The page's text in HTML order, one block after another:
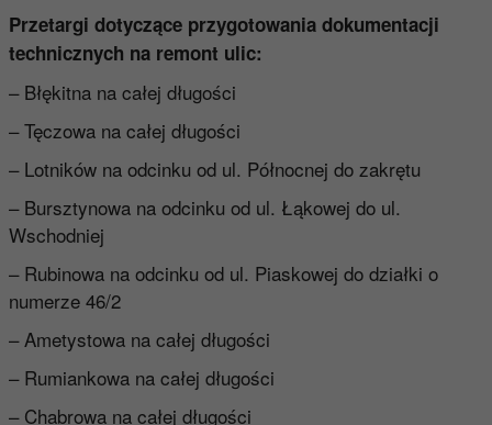
Przetargi dotyczące przygotowania dokumentacji
technicznych na remont ulic:
– Błękitna na całej długości
– Tęczowa na całej długości
– Lotników na odcinku od ul. Północnej do zakrętu
– Bursztynowa na odcinku od ul. Łąkowej do ul.
Wschodniej
– Rubinowa na odcinku od ul. Piaskowej do działki o
numerze 46/2
– Ametystowa na całej długości
– Rumiankowa na całej długości
– Chabrowa na całej długości